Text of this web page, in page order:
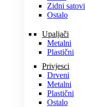
Zidni satovi
Ostalo
Upaljači
Metalni
Plastični
Privjesci
Drveni
Metalni
Plastični
Ostalo